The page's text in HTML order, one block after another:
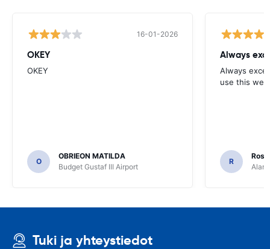
16-01-2026
OKEY
OKEY
O
OBRIEON MATILDA
Budget Gustaf III Airport
Always
Always
use this
R
Tuki ja yhteystiedot